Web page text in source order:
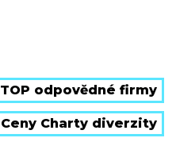
TOP odpovědné firmy
Ceny Charty diverzity